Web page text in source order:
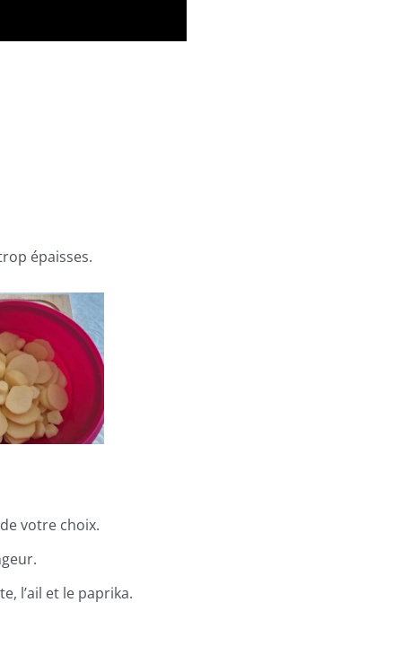
épaisses.
votre choix.
l’ail et le paprika.